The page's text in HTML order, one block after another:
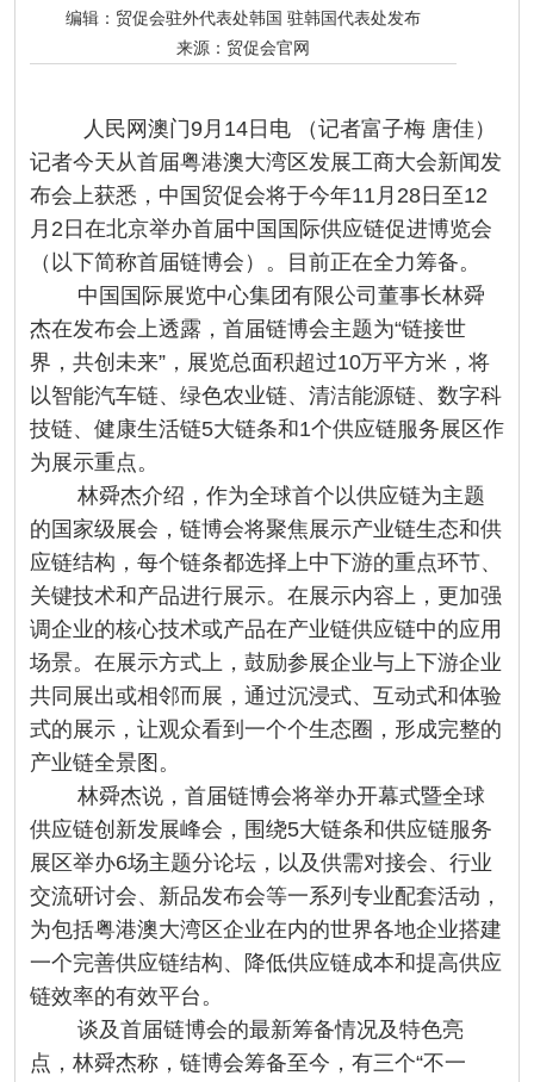
编辑： 贸促会驻外代表处韩国 驻韩国代表处发布
来源： 贸促会官网
人民网澳门9月14日电 （记者富子梅 唐佳）
记者今天从首届粤港澳大湾区发展工商大会新闻发
布会上获悉，中国贸促会将于今年11月28日至12
月2日在北京举办首届中国国际供应链促进博览会
（以下简称首届链博会）。目前正在全力筹备。
中国国际展览中心集团有限公司董事长林舜
杰在发布会上透露，首届链博会主题为“链接世
界，共创未来”，展览总面积超过10万平方米，将
以智能汽车链、绿色农业链、清洁能源链、数字科
技链、健康生活链5大链条和1个供应链服务展区作
为展示重点。
林舜杰介绍，作为全球首个以供应链为主题
的国家级展会，链博会将聚焦展示产业链生态和供
应链结构，每个链条都选择上中下游的重点环节、
关键技术和产品进行展示。在展示内容上，更加强
调企业的核心技术或产品在产业链供应链中的应用
场景。在展示方式上，鼓励参展企业与上下游企业
共同展出或相邻而展，通过沉浸式、互动式和体验
式的展示，让观众看到一个个生态圈，形成完整的
产业链全景图。
林舜杰说，首届链博会将举办开幕式暨全球
供应链创新发展峰会，围绕5大链条和供应链服务
展区举办6场主题分论坛，以及供需对接会、行业
交流研讨会、新品发布会等一系列专业配套活动，
为包括粤港澳大湾区企业在内的世界各地企业搭建
一个完善供应链结构、降低供应链成本和提高供应
链效率的有效平台。
谈及首届链博会的最新筹备情况及特色亮
点，林舜杰称，链博会筹备至今，有三个“不一